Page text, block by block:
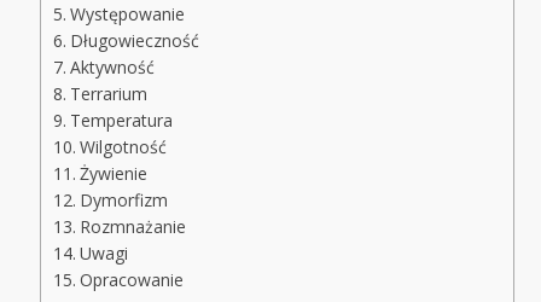
Występowanie
Długowieczność
Aktywność
Terrarium
Temperatura
Wilgotność
Żywienie
Dymorfizm
Rozmnażanie
Uwagi
Opracowanie